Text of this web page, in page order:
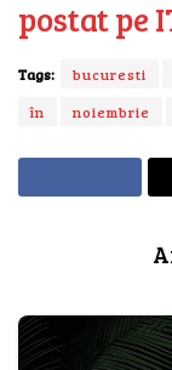
postat pe
Tags: bucuresti
în
noiembrie